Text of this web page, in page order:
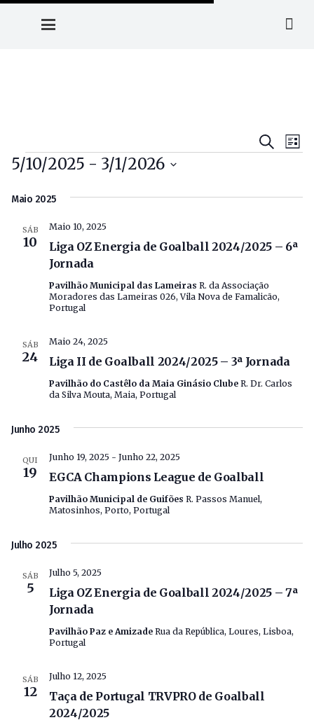
De
Pesquisar
de
Lista
Eventos
5/10/2025 - 3/1/2026
a
data.
Maio 2025
SÁB
10
Liga OZ Energia de Goalball 2024/2025 – 6ª
Jornada
Maio 10, 2025
Pavilhão Municipal das Lameiras R. da Associação
Moradores das Lameiras 026, Vila Nova de Famalicão,
Portugal
SÁB
24 Liga II de Goalball 2024/2025 – 3ª Jornada
Maio 24, 2025
Pavilhão do Castêlo da Maia Ginásio Clube R. Dr. Carlos
da Silva Mouta, Maia, Portugal
Junho 2025
QUI
19 EGCA Champions League de Goalball
Junho 19, 2025 - Junho 22, 2025
Pavilhão Municipal de Guifões R. Passos Manuel,
Matosinhos, Porto, Portugal
Julho 2025
SÁB
5
Liga OZ Energia de Goalball 2024/2025 – 7ª
Jornada
Julho 5, 2025
Pavilhão Paz e Amizade Rua da República, Loures, Lisboa,
Portugal
SÁB
12
Taça de Portugal TRVPRO de Goalball
2024/2025
Julho 12, 2025